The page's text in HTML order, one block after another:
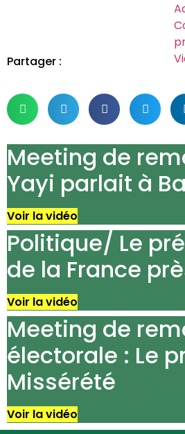
X
Partager :
Meeting de
Yayi parlait à
Voir la vidéo
Politique/ Le
de la France
Voir la vidéo
Meeting de
électorale : Le
Missérété
Voir la vidéo